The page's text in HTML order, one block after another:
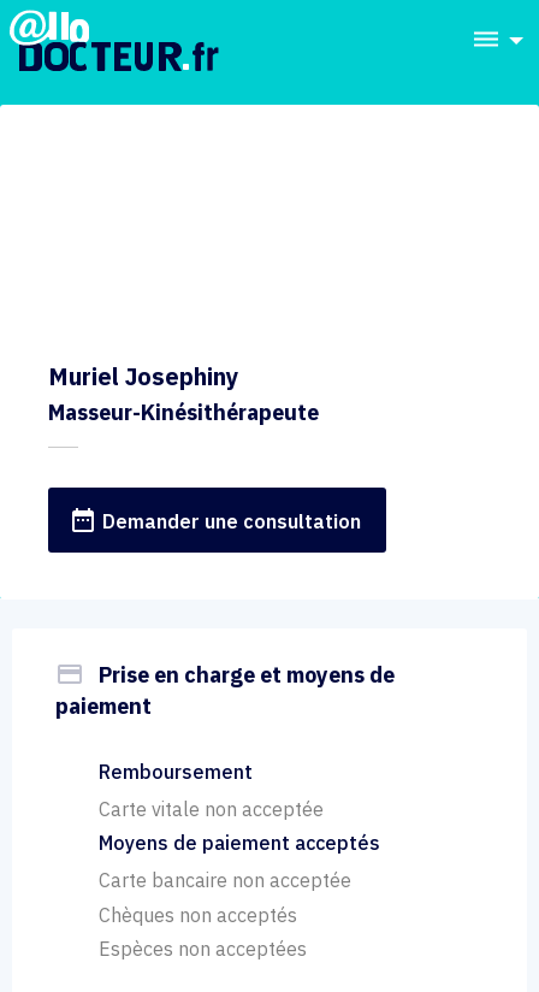
dehaze
Muriel Josephiny
Masseur-Kinésithérapeute
date_range Demander une consultation
payment
Prise en charge et moyens de
paiement
Remboursement
Carte vitale non acceptée
Moyens de paiement acceptés
Carte bancaire non acceptée
Chèques non acceptés
Espèces non acceptées